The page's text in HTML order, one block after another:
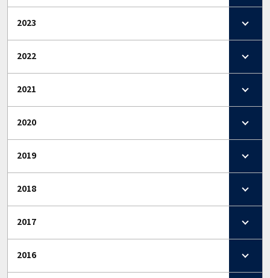
2023
2022
2021
2020
2019
2018
2017
2016